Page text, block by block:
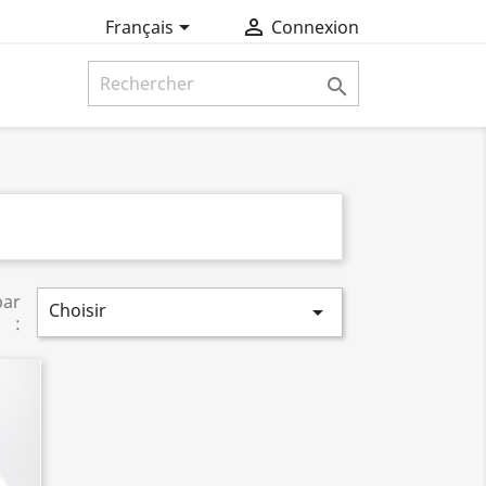
Français  Connexion

:
Choisir 